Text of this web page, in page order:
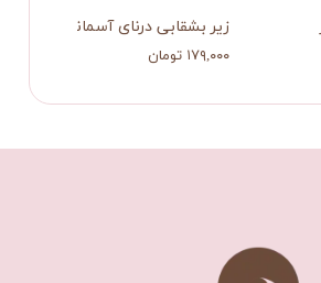
زیر بشقابی درنای آسمانی
۱۷۹,۰۰۰ تومان